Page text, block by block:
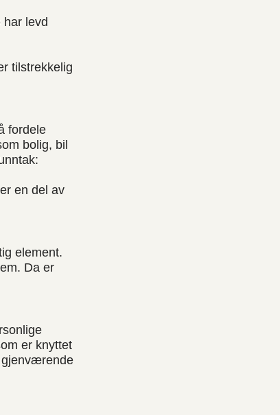
levd
tilstrekkelig
fordele
bolig, bil
en del av
element.
Da er
er knyttet
gjenværende